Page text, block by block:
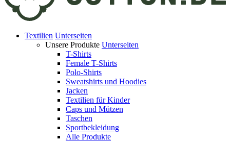
Textilien Unterseiten
Unsere Produkte Unterseiten
T-Shirts
Female T-Shirts
Polo-Shirts
Sweatshirts und Hoodies
Jacken
Textilien für Kinder
Caps und Mützen
Taschen
Sportbekleidung
Alle Produkte